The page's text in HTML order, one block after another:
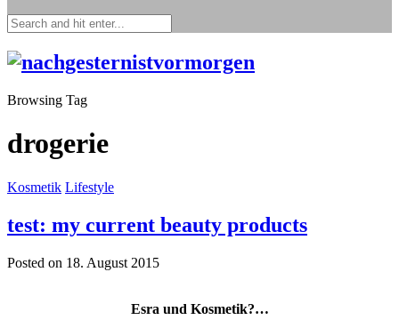
Browsing Tag
drogerie
Kosmetik Lifestyle
test: my current beauty products
Posted on 18. August 2015
Esra und Kosmetik?…